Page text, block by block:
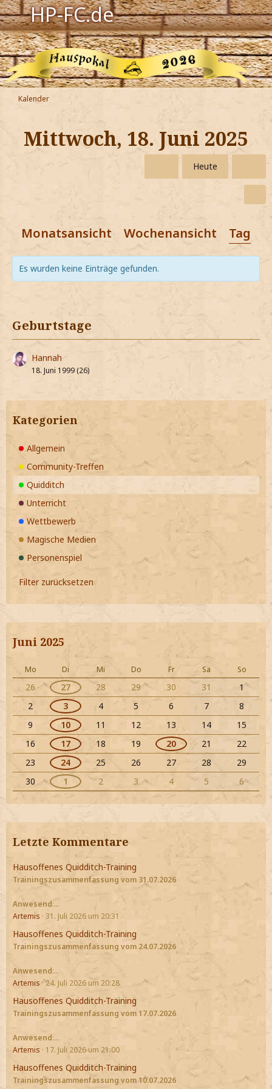
HP-FC.de
Navigation
Harry Potter
Der HP-FC
Hogwarts
Zauberwelt
Jetzt Fanclub-Mitglied werden!
Kalender
Mittwoch, 18. Juni 2025
Heute
Monatsansicht Wochenansicht
Es wurden keine Einträge gefunden.
Geburtstage
Hannah
18. Juni 1999 (26)
Kategorien
Allgemein
Community-Treffen
Quidditch
Unterricht
Wettbewerb
Magische Medien
Personenspiel
Filter zurücksetzen
Juni 2025
Mo Di Mi Do Fr Sa So
26 27 28 29 30 31
1
2
3 4 5 6 7
8
9
10 11 12 13 14
15
16
17 18 19 20 21
22
23
24 25 26 27 28
29
30
1 2 3 4 5 6
Letzte Kommentare
Hausoffenes Quidditch-Training
Trainingszusammenfassung vom 31.07.2026
Anwesend:…
Artemis 31. Juli 2026 um 20:31
Hausoffenes Quidditch-Training
Trainingszusammenfassung vom 24.07.2026
Anwesend:…
Artemis 24. Juli 2026 um 20:28
Hausoffenes Quidditch-Training
Trainingszusammenfassung vom 17.07.2026
Anwesend:…
Artemis
17. Juli 2026 um 21:00
Hausoffenes Quidditch-Training
Trainingszusammenfassung vom 10.07.2026